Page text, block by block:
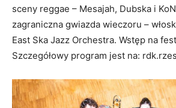
sceny reggae – Mesajah, Dubska i
zagraniczna gwiazda wieczoru –
East Ska Jazz Orchestra. Wstęp na
Szczegółowy program jest na: